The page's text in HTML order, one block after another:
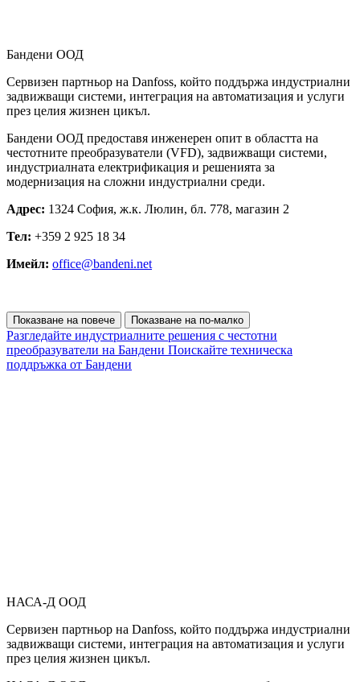
Бандени ООД
Сервизен партньор на Danfoss, който поддържа индустриални
задвижващи системи, интеграция на автоматизация и услуги
през целия жизнен цикъл.
Бандени ООД предоставя инженерен опит в областта на
честотните преобразуватели (VFD), задвижващи системи,
индустриалната електрификация и решенията за
модернизация на сложни индустриални среди.
Адрес: 1324 София, ж.к. Люлин, бл. 778, магазин 2
Тел: +359 2 925 18 34
Имейл: office@bandeni.net
Показване на повече Показване на по-малко
Разгледайте индустриалните решения с честотни
преобразуватели на Бандени Поискайте техническа
поддръжка от Бандени
НАСА-Д ООД
Сервизен партньор на Danfoss, който поддържа индустриални
задвижващи системи, интеграция на автоматизация и услуги
през целия жизнен цикъл.